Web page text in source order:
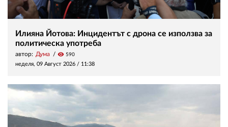
Илияна Йотова: Инцидентът с дрона се използва за
политическа употреба
автор: Дума visibility 590
неделя, 09 Август 2026 / 11:38